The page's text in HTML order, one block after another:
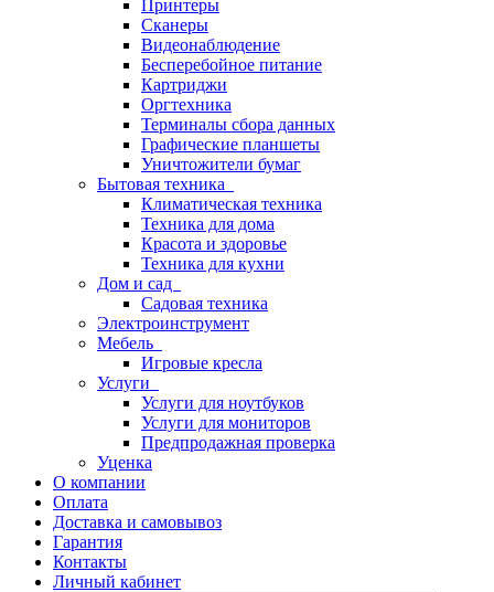
Принтеры
Сканеры
Видеонаблюдение
Бесперебойное питание
Картриджи
Оргтехника
Терминалы сбора данных
Графические планшеты
Уничтожители бумаг
Бытовая техника
Климатическая техника
Техника для дома
Красота и здоровье
Техника для кухни
Дом и сад
Садовая техника
Электроинструмент
Мебель
Игровые кресла
Услуги
Услуги для ноутбуков
Услуги для мониторов
Предпродажная проверка
Уценка
О компании
Оплата
Доставка и самовывоз
Гарантия
Контакты
Личный кабинет